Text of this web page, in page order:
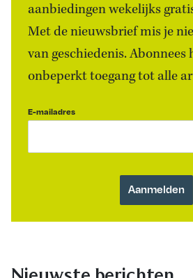
aanbiedingen wekelijks
Met de nieuwsbrief mis je
van geschiedenis. Abonnees
onbeperkt toegang tot alle
E-mailadres